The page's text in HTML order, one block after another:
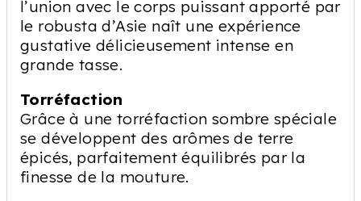
l’union avec le corps puissant apporté par
le robusta d’Asie naît une expérience
gustative délicieusement intense en
grande tasse.
Torréfaction
Grâce à une torréfaction sombre spéciale
se développent des arômes de terre
épicés, parfaitement équilibrés par la
finesse de la mouture.